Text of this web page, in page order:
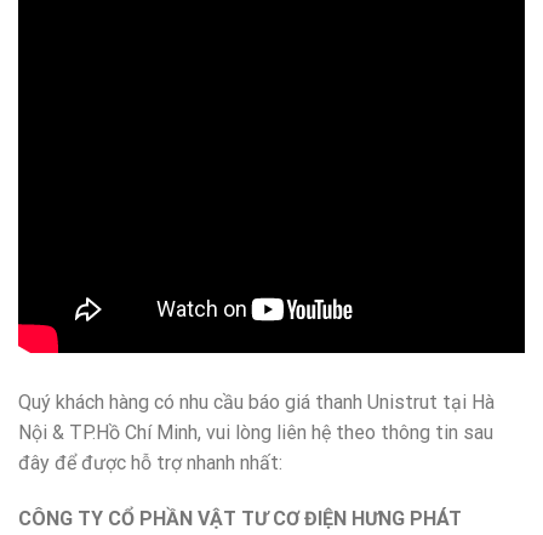
Quý khách hàng có nhu cầu báo giá thanh Unistrut tại Hà
Nội & TP.Hồ Chí Minh, vui lòng liên hệ theo thông tin sau
đây để được hỗ trợ nhanh nhất:
CÔNG TY CỔ PHẦN VẬT TƯ CƠ ĐIỆN HƯNG PHÁT